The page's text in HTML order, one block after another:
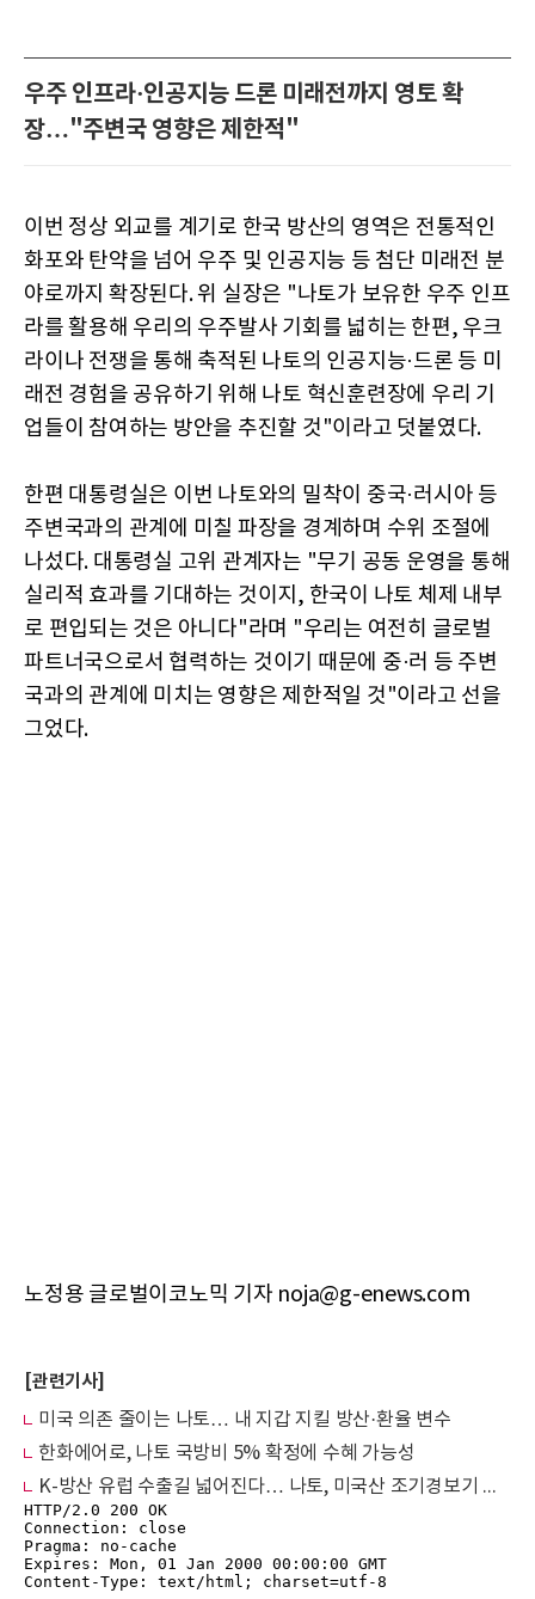
우주 인프라·인공지능 드론 미래전까지 영토 확
장…"주변국 영향은 제한적"
이번 정상 외교를 계기로 한국 방산의 영역은 전통적인
화포와 탄약을 넘어 우주 및 인공지능 등 첨단 미래전 분
야로까지 확장된다. 위 실장은 "나토가 보유한 우주 인프
라를 활용해 우리의 우주발사 기회를 넓히는 한편, 우크
라이나 전쟁을 통해 축적된 나토의 인공지능·드론 등 미
래전 경험을 공유하기 위해 나토 혁신훈련장에 우리 기
업들이 참여하는 방안을 추진할 것"이라고 덧붙였다.
한편 대통령실은 이번 나토와의 밀착이 중국·러시아 등
주변국과의 관계에 미칠 파장을 경계하며 수위 조절에
나섰다. 대통령실 고위 관계자는 "무기 공동 운영을 통해
실리적 효과를 기대하는 것이지, 한국이 나토 체제 내부
로 편입되는 것은 아니다"라며 "우리는 여전히 글로벌
파트너국으로서 협력하는 것이기 때문에 중·러 등 주변
국과의 관계에 미치는 영향은 제한적일 것"이라고 선을
그었다.
노정용 글로벌이코노믹 기자 noja@g-enews.com
[관련기사]
미국 의존 줄이는 나토… 내 지갑 지킬 방산·환율 변수
한화에어로, 나토 국방비 5% 확정에 수혜 가능성
K-방산 유럽 수출길 넓어진다… 나토, 미국산 조기경보기 배제